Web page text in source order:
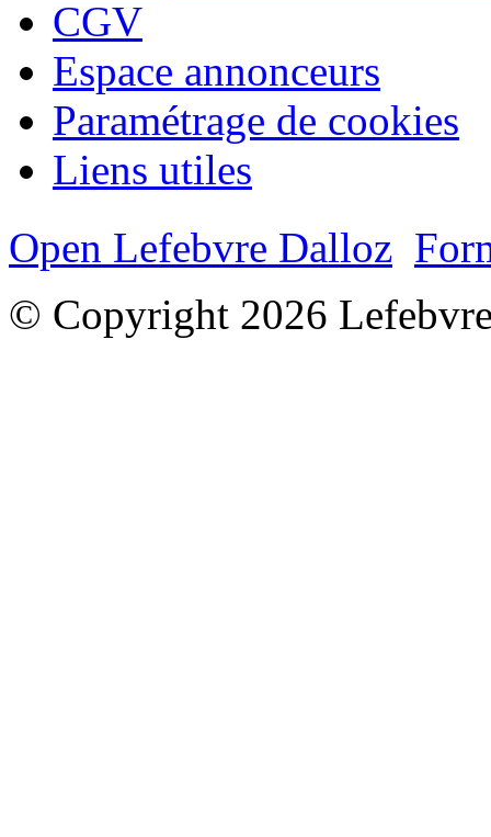
CGV
Espace annonceurs
Paramétrage de cookies
Liens utiles
Open Lefebvre Dalloz
© Copyright 2026